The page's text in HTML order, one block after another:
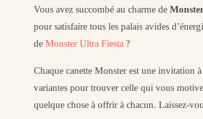
Vous avez succombé au charme de
pour satisfaire tous les palais avides
deMonster Ultra Fiesta ?
Chaque canette Monster est une invitation
variantes pour trouver celle qui vous
quelque chose à offrir à chacun. Laissez-